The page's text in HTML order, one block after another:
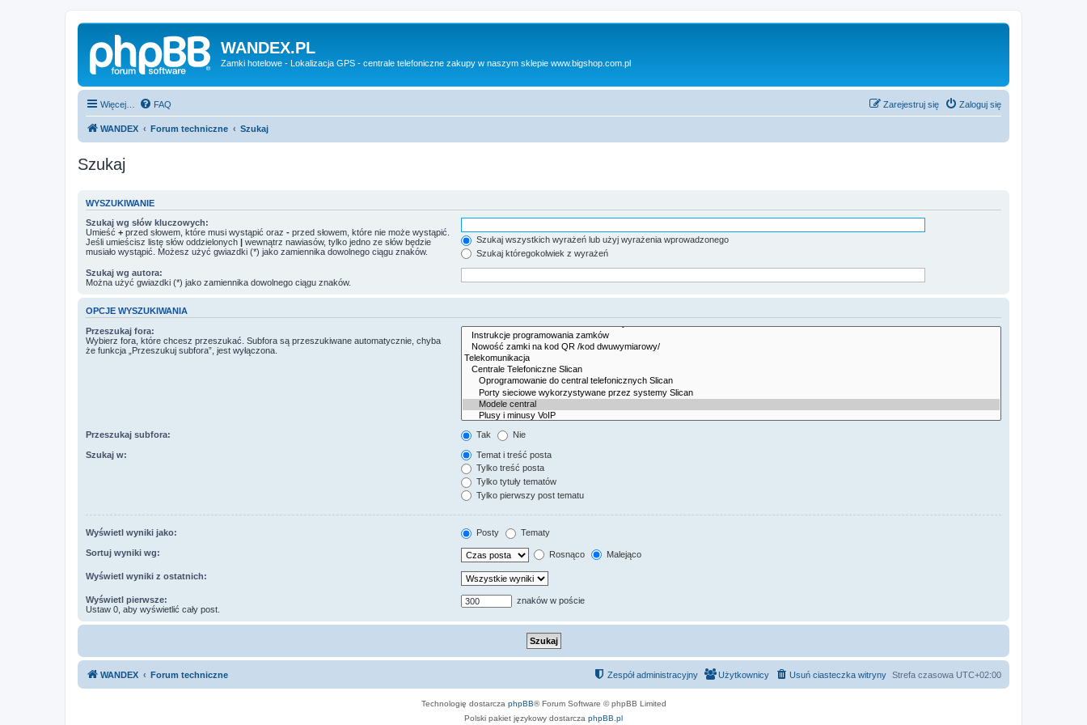
WANDEX.PL
Zamki hotelowe - Lokalizacja GPS - centrale telefoniczne zakupy w naszym sklepie www.bigshop.com.pl
Więcej… FAQ Zaloguj się
Zarejestruj się
WANDEX Forum techniczne Szukaj
Szukaj
WYSZUKIWANIE
Szukaj wg słów kluczowych:
Umieść + przed słowem, które musi wystąpić oraz - przed słowem, które nie może wystąpić.
Jeśli umieścisz listę słów oddzielonych | wewnątrz nawiasów, tylko jedno ze słów będzie
musiało wystąpić. Możesz użyć gwiazdki (*) jako zamiennika dowolnego ciągu znaków.
Szukaj wszystkich wyrażeń lub użyj wyrażenia wprowadzonego
Szukaj któregokolwiek z wyrażeń
Szukaj wg autora:
Można użyć gwiazdki (*) jako zamiennika dowolnego ciągu znaków.
OPCJE WYSZUKIWANIA
Przeszukaj fora:
Wybierz fora, które chcesz przeszukać. Subfora są przeszukiwane automatycznie, chyba
że funkcja „Przeszukuj subfora”, jest wyłączona.
Przeszukaj subfora: Tak Nie
Szukaj w:
Temat i treść posta
Tylko treść posta
Tylko tytuły tematów
Tylko pierwszy post tematu
Wyświetl wyniki jako: Posty Tematy
Sortuj wyniki wg: Rosnąco Malejąco
Wyświetl wyniki z ostatnich:
Wyświetl pierwsze:
Ustaw 0, aby wyświetlić cały post.
znaków w poście
WANDEX Forum techniczne Strefa czasowa UTC+02:00
Usuń ciasteczka witryny
Użytkownicy
Zespół administracyjny
Technologię dostarcza phpBB® Forum Software © phpBB Limited
Polski pakiet językowy dostarcza phpBB.pl